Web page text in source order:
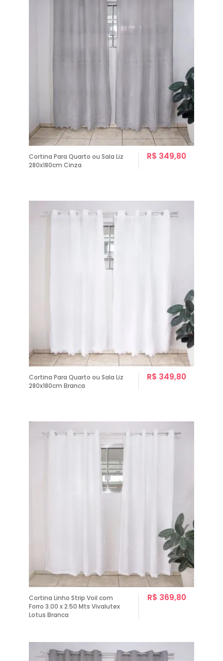
Cortina Para Quarto ou Sala Liz
280x180cm Cinza
R$ 349,80
Cortina Para Quarto ou Sala Liz
280x180cm Branca
R$ 349,80
Cortina Linho Strip Voil com
Forro 3.00 x 2.50 Mts Vivalutex
Lotus Branca
R$ 369,80